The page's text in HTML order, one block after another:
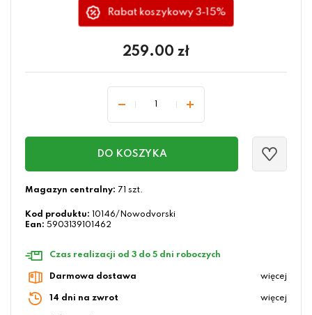
Rabat koszykowy 3-15%
259.00 zł
DO KOSZYKA
Magazyn centralny: 71 szt.
Kod produktu:
10146/Nowodvorski
Ean: 5903139101462
Czas realizacji od 3 do 5 dni roboczych
Darmowa dostawa więcej
14 dni na zwrot więcej